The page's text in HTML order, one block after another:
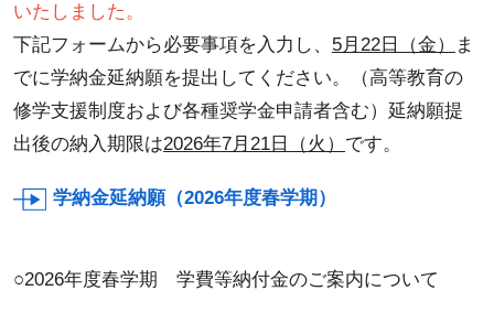
いたしました。
下記フォームから必要事項を入力し、 5月22日（金）
ま
でに学納金延納願を提出してください。（高等教育の
修学支援制度および各種奨学金申請者含む）延納願提
出後の納入期限は2026年7月21日（火） です。
学納金延納願（2026年度春学期）
○2026年度春学期 学費等納付金のご案内について